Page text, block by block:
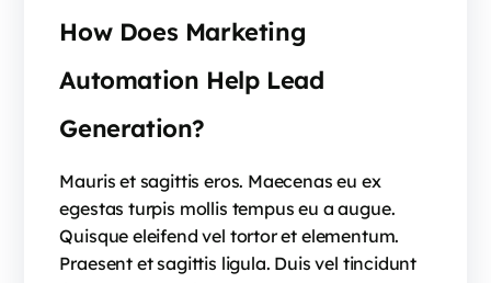
How Does Marketing
Automation Help Lead
Generation?
Mauris et sagittis eros. Maecenas eu ex
egestas turpis mollis tempus eu a augue.
Quisque eleifend vel tortor et elementum.
Praesent et sagittis ligula. Duis vel tincidunt